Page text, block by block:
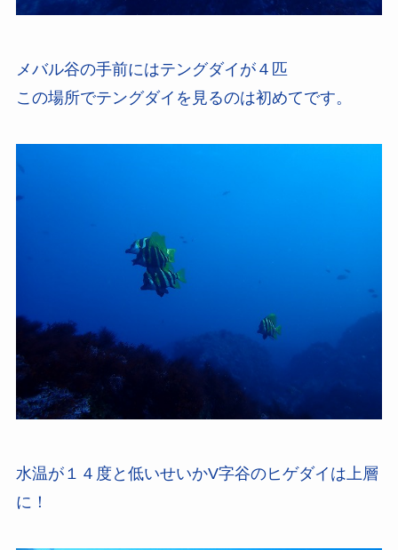
メバル谷の手前にはテングダイが４匹
この場所でテングダイを見るのは初めてです。
水温が１４度と低いせいかV字谷のヒゲダイは上層
に！